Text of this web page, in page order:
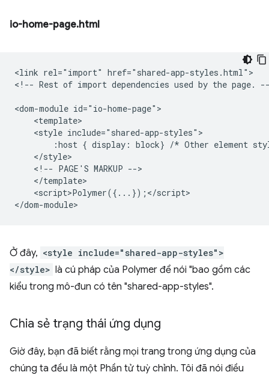
io-home-page.html
<link rel="import" href="shared-app-styles.html">
<!-- Rest of import dependencies used by the page.
<dom-module id="io-home-page">
    <template>
    <style include="shared-app-styles">
:host { display: block} /* Other element
    </style>
    <!-- PAGE'S MARKUP -->
    </template>
    <script>Polymer({...});</script>
Ở đây, <style include="shared-app-styles">
</style> là cú pháp của Polymer để nói "bao gồm các
kiểu trong mô-đun có tên "shared-app-styles".
Chia sẻ trạng thái ứng dụng
Giờ đây, bạn đã biết rằng mọi trang trong ứng dụng của
chúng ta đều là một Phần tử tuỳ chỉnh. Tôi đã nói điều